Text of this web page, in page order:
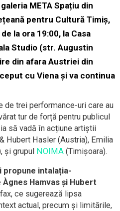
META Spațiu din
pentru Cultură Timiș,
la ora 19:00, la Casa
Studio (str. Augustin
din afara Austriei din
cu Viena și va continua
de trei performance-uri care au
tur de forță pentru publicul
să vadă în acțiune artiștii
Hubert Hasler (Austria), Emilia
și grupul NOIMA (Timișoara).
propune intalația-
Hamvas și Hubert
ce sugerează lipsa
actual, precum și limitările,